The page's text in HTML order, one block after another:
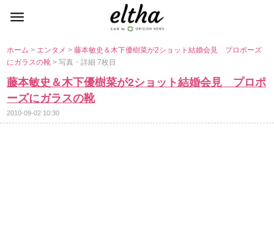
ホーム> エンタメ>藤本敏史＆木下優樹菜が2ショット結婚会見 プロポーズ
にガラスの靴> 写真・詳細 7枚目
藤本敏史＆木下優樹菜が2ショット結婚会見 プロポ
ーズにガラスの靴
2010-09-02 10:30